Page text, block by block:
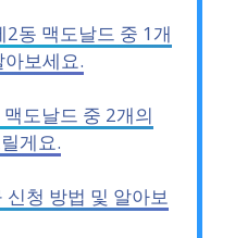
동 맥도날드 중 1개
보세요.
도날드 중 2개의
게요.
청 방법 및 알아보